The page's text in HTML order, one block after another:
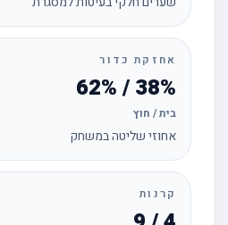
אחזקת כדור
38% / 62%
בית / חוץ
אחוזי שליטה במשחק
קרנות